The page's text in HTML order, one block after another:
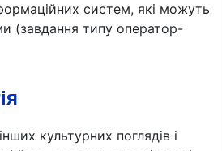
систем, які можуть
(завдання типу оператор-
культурних поглядів і